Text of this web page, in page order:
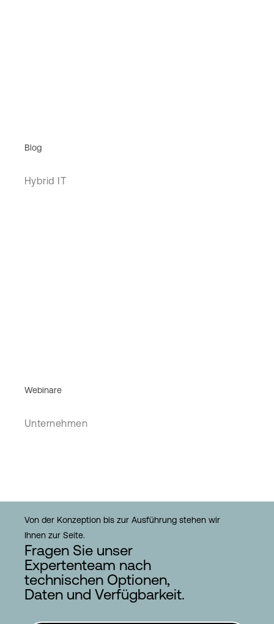
Blog
Hybrid IT
Webinare
Unternehmen
Von der Konzeption bis zur Ausführung stehen wir
Ihnen zur Seite.
Fragen Sie unser
Expertenteam nach
technischen Optionen,
Daten und Verfügbarkeit.